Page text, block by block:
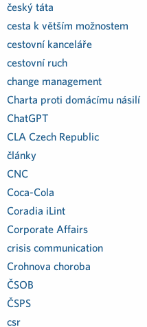
český táta
cesta k větším možnostem
cestovní kanceláře
cestovní ruch
change management
Charta proti domácímu násilí
ChatGPT
CLA Czech Republic
články
CNC
Coca-Cola
Coradia iLint
Corporate Affairs
crisis communication
Crohnova choroba
ČSOB
ČSPS
csr